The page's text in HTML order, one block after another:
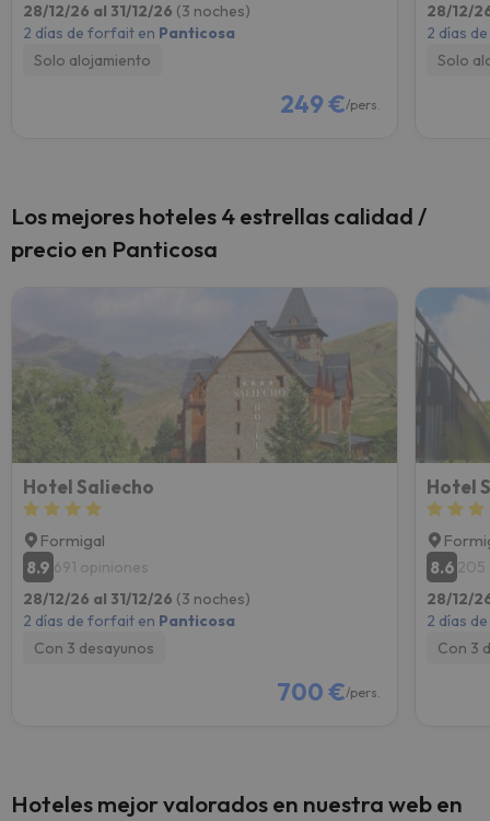
28/12/26 al 31/12/26 (3 noches)
2 días de forfait en Panticosa
Solo alojamiento
249 €/pers.
28/12/
2 días
Solo
Los mejores hoteles 4 estrellas calidad /
precio en Panticosa
Hotel Saliecho
Formigal
8.9 691 opiniones
28/12/26 al 31/12/26 (3 noches)
2 días de forfait en Panticosa
Con 3 desayunos
700 €/pers.
Hotel
8.6 205
28/12/
2 días
Con 3
Hoteles mejor valorados en nuestra web en